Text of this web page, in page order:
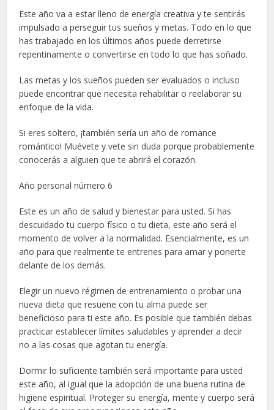
Este año va a estar lleno de energía creativa y te sentirás
impulsado a perseguir tus sueños y metas. Todo en lo que
has trabajado en los últimos años puede derretirse
repentinamente o convertirse en todo lo que has soñado.
Las metas y los sueños pueden ser evaluados o incluso
puede encontrar que necesita rehabilitar o reelaborar su
enfoque de la vida.
Si eres soltero, ¡también sería un año de romance
romántico! Muévete y vete sin duda porque probablemente
conocerás a alguien que te abrirá el corazón.
Año personal número 6
Este es un año de salud y bienestar para usted. Si has
descuidado tu cuerpo físico o tu dieta, este año será el
momento de volver a la normalidad. Esencialmente, es un
año para que realmente te entrenes para amar y ponerte
delante de los demás.
Elegir un nuevo régimen de entrenamiento o probar una
nueva dieta que resuene con tu alma puede ser
beneficioso para ti este año. Es posible que también debas
practicar establecer límites saludables y aprender a decir
no a las cosas que agotan tu energía.
Dormir lo suficiente también será importante para usted
este año, al igual que la adopción de una buena rutina de
higiene espiritual. Proteger su energía, mente y cuerpo será